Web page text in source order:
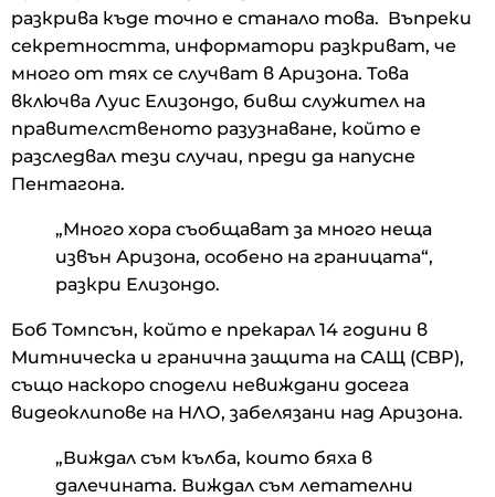
разкрива къде точно е станало това. Въпреки
секретността, информатори разкриват, че
много от тях се случват в Аризона. Това
включва Луис Елизондо, бивш служител на
правителственото разузнаване, който е
разследвал тези случаи, преди да напусне
Пентагона.
„Много хора съобщават за много неща
извън Аризона, особено на границата“,
разкри Елизондо.
Боб Томпсън, който е прекарал 14 години в
Митническа и гранична защита на САЩ (CBP),
също наскоро сподели невиждани досега
видеоклипове на НЛО, забелязани над Аризона.
„Виждал съм кълба, които бяха в
далечината. Виждал съм летателни